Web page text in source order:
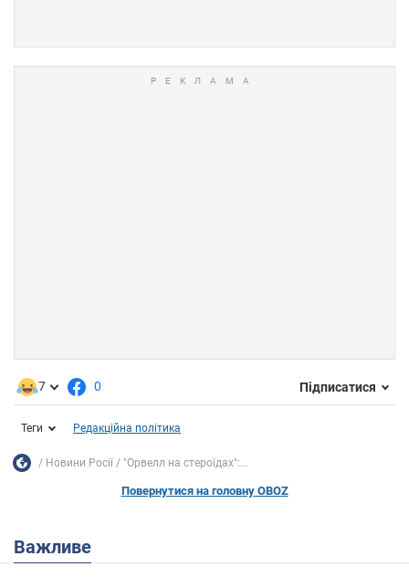
7 0 Підписатися
Теги Редакційна політика
Новини Росії "Орвелл на стероїдах":...
Повернутися на головну OBOZ
Важливе